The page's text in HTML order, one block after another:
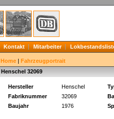
Kontakt Mitarbeiter
Home | Fahrzeugportrait
Henschel 32069
Hersteller Henschel
Fabriknummer
32069
Baujahr
1976